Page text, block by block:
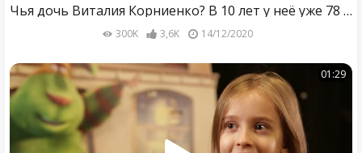
Чья дочь Виталия Корниенко? В 10 лет у неё уже 78 ролей в кино
300K 3,6K 14/12/2020
01:29